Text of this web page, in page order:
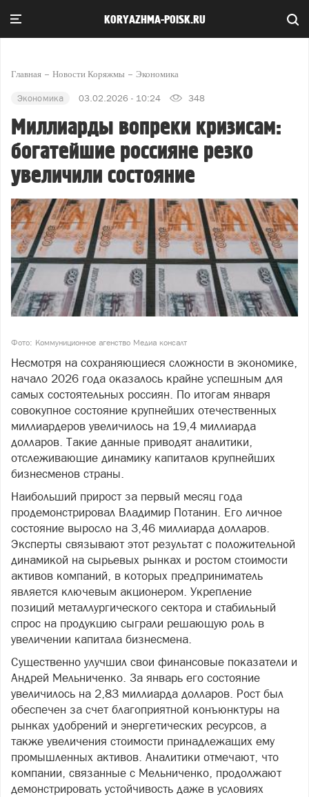
KORYAZHMA-POISK.RU
Главная Новости Коряжмы Экономика
Экономика 03.02.2026 - 10:24 348
Миллиарды вопреки кризисам:
богатейшие россияне резко
увеличили состояние
Фото: Коммуниционное агенство Медиа консалт
Несмотря на сохраняющиеся сложности в экономике,
начало 2026 года оказалось крайне успешным для
самых состоятельных россиян. По итогам января
совокупное состояние крупнейших отечественных
миллиардеров увеличилось на 19,4 миллиарда
долларов. Такие данные приводят аналитики,
отслеживающие динамику капиталов крупнейших
бизнесменов страны.
Наибольший прирост за первый месяц года
продемонстрировал Владимир Потанин. Его личное
состояние выросло на 3,46 миллиарда долларов.
Эксперты связывают этот результат с положительной
динамикой на сырьевых рынках и ростом стоимости
активов компаний, в которых предприниматель
является ключевым акционером. Укрепление
позиций металлургического сектора и стабильный
спрос на продукцию сыграли решающую роль в
увеличении капитала бизнесмена.
Существенно улучшил свои финансовые показатели и
Андрей Мельниченко. За январь его состояние
увеличилось на 2,83 миллиарда долларов. Рост был
обеспечен за счет благоприятной конъюнктуры на
рынках удобрений и энергетических ресурсов, а
также увеличения стоимости принадлежащих ему
промышленных активов. Аналитики отмечают, что
компании, связанные с Мельниченко, продолжают
демонстрировать устойчивость даже в условиях